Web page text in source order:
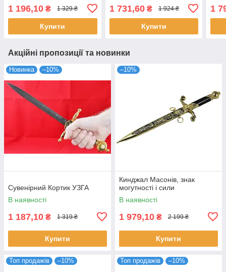
кортик ритуалальний
1 196,10 ₴ 1 329 ₴
Купити
1 731,60₴ 1 924 ₴
Купити
1
Акційні пропозиції та новинки
Новинка –10%
Сувенірний Кортик УЗГА
В наявності
1 187,10 ₴ 1 319 ₴
Купити
–10%
Кинджал Масонів, знак
могутності і сили
В наявності
1 979,10 ₴ 2 199 ₴
Купити
Топ продажів –10% Топ продажів –10%